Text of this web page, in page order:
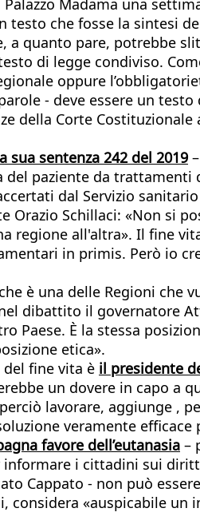
Madama una
che fosse la sintesi
a quanto pare, potrebbe
di legge condiviso.
oppure
- deve essere un
della Corte
sentenza 242 del 2019
paziente da
dal Servizio
Schillaci: «Non si
regione all'altra». Il fine
in primis. Però io
è una delle Regioni
dibattito il governatore
Paese. È la stessa
etica».
fine vita è il presidente
un dovere in capo a
lavorare, aggiunge ,
veramente
favore dell’eutanasia –
i cittadini sui
Cappato - non può
«auspicabile